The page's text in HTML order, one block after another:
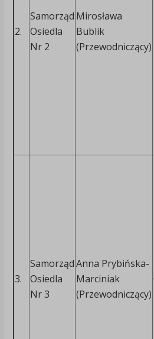
2.
Samorząd
Osiedla
Nr 2
Mirosława
Bublik
(Przewodniczący)
3.
Samorząd
Osiedla
Nr 3
Anna Prybińska-
Marciniak
(Przewodniczący)